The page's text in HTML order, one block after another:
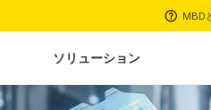
MBD
ソリューション